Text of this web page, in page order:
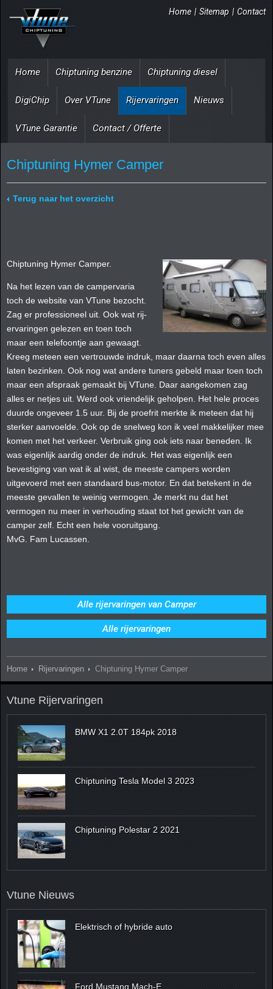
Home | Sitemap | Contact
Home Chiptuning benzine Chiptuning diesel
DigiChip Over VTune Rijervaringen Nieuws
VTune Garantie Contact / Offerte
Chiptuning Hymer Camper
Terug naar het overzicht
Chiptuning Hymer Camper.
Na het lezen van de campervaria
toch de website van VTune bezocht.
Zag er professioneel uit. Ook wat rij-
ervaringen gelezen en toen toch
maar een telefoontje aan gewaagt.
Kreeg meteen een vertrouwde indruk, maar daarna toch even alles
laten bezinken. Ook nog wat andere tuners gebeld maar toen toch
maar een afspraak gemaakt bij VTune. Daar aangekomen zag
alles er netjes uit. Werd ook vriendelijk geholpen. Het hele proces
duurde ongeveer 1.5 uur. Bij de proefrit merkte ik meteen dat hij
sterker aanvoelde. Ook op de snelweg kon ik veel makkelijker mee
komen met het verkeer. Verbruik ging ook iets naar beneden. Ik
was eigenlijk aardig onder de indruk. Het was eigenlijk een
bevestiging van wat ik al wist, de meeste campers worden
uitgevoerd met een standaard bus-motor. En dat betekent in de
meeste gevallen te weinig vermogen. Je merkt nu dat het
vermogen nu meer in verhouding staat tot het gewicht van de
camper zelf. Echt een hele vooruitgang.
MvG. Fam Lucassen.
Alle rijervaringen van Camper
Alle rijervaringen
Home Rijervaringen Chiptuning Hymer Camper
Vtune Rijervaringen
BMW X1 2.0T 184pk 2018
Chiptuning Tesla Model 3 2023
Chiptuning Polestar 2 2021
Vtune Nieuws
Elektrisch of hybride auto
Ford Mustang Mach-E